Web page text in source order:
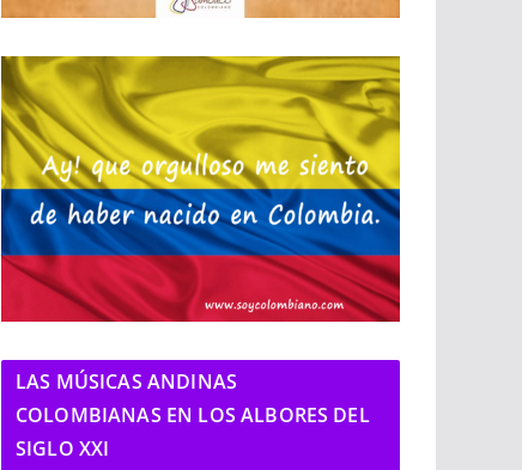
LAS MÚSICAS ANDINAS
COLOMBIANAS EN LOS ALBORES DEL
SIGLO XXI